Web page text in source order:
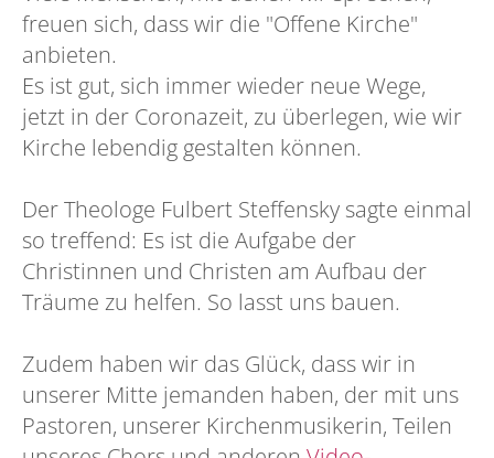
freuen sich, dass wir die "Offene Kirche"
anbieten.
Es ist gut, sich immer wieder neue Wege,
jetzt in der Coronazeit, zu überlegen, wie wir
Kirche lebendig gestalten können.
Der Theologe Fulbert Steffensky sagte einmal
so treffend: Es ist die Aufgabe der
Christinnen und Christen am Aufbau der
Träume zu helfen. So lasst uns bauen.
Zudem haben wir das Glück, dass wir in
unserer Mitte jemanden haben, der mit uns
Pastoren, unserer Kirchenmusikerin, Teilen